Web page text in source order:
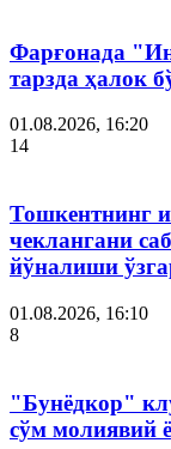
Фарғонада
тарзда ҳалок
01.08.2026, 16:20
14
Тошкентнинг
чеклангани
йўналиши
01.08.2026, 16:10
8
"Бунёдкор"
сўм молиявий